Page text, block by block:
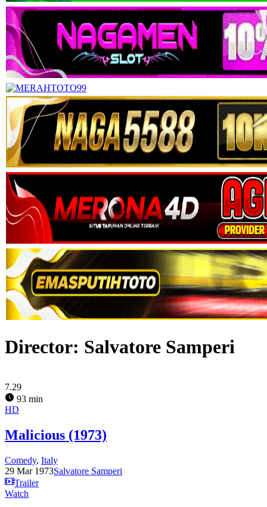
Director: Salvatore Samperi
7.29
93 min
HD
Malicious (1973)
Comedy, Italy
29 Mar 1973Salvatore Samperi
Trailer
Watch